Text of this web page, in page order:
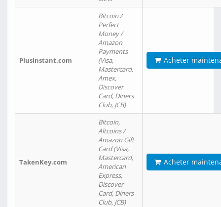
PlusInstant.com
Bitcoin /
Perfect
Money /
Amazon
Payments
(Visa,
Mastercard,
Amex,
Discover
Card, Diners
Club, JCB)
Acheter
TakenKey.com
Bitcoin,
Altcoins /
Amazon Gift
Card (Visa,
Mastercard,
American
Express,
Discover
Card, Diners
Club, JCB)
Acheter